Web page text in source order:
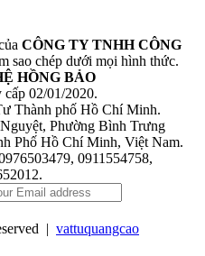
CÔNG TY TNHH CÔNG
sao chép dưới mọi hình thức.
HỒNG BẢO
02/01/2020.
Thành phố Hồ Chí Minh.
Phường Bình Trưng
Phố Hồ Chí Minh, Việt Nam.
0911554758,
| vattuquangcao